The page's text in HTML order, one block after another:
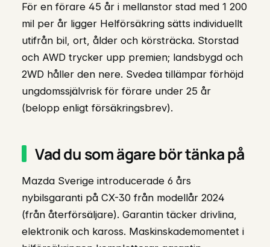
För en förare 45 år i mellanstor stad med 1 200
mil per år ligger Helförsäkring sätts individuellt
utifrån bil, ort, ålder och körsträcka. Storstad
och AWD trycker upp premien; landsbygd och
2WD håller den nere. Svedea tillämpar förhöjd
ungdomssjälvrisk för förare under 25 år
(belopp enligt försäkringsbrev).
Vad du som ägare bör tänka på
Mazda Sverige introducerade 6 års
nybilsgaranti på CX-30 från modellår 2024
(från återförsäljare). Garantin täcker drivlina,
elektronik och kaross. Maskinskademomentet i